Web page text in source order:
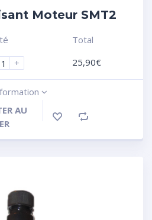
Moteur SMT2
+
Total
25,90€
AU